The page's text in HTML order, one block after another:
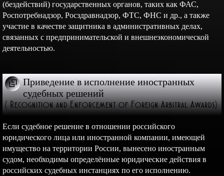
(бездействий) государственных органов, таких как ФАС,
Роспотребнадзор, Росздравнадзор, ФТС, ФНС и др., а также
участие в качестве защитника в административных делах,
связанных с предпринимательской и внешнеэкономической
деятельностью.
Приведение в исполнение иностранных
судебных решений
( Recognition and Enforcement of Foreign Arbitral Awards)
Если судебное решение в отношении российского
юридического лица или иностранной компании, имеющей
имущество на территории России, вынесено иностранным
судом, необходимы определённые юридические действия в
российских судебных инстанциях по его исполнению.